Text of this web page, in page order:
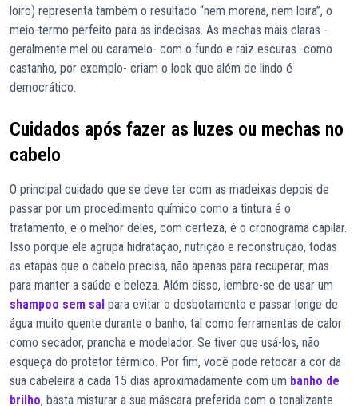
loiro) representa também o resultado “nem morena, nem loira”, o
meio-termo perfeito para as indecisas. As mechas mais claras -
geralmente mel ou caramelo- com o fundo e raiz escuras -como
castanho, por exemplo- criam o look que além de lindo é
democrático.
Cuidados após fazer as luzes ou mechas no
cabelo
O principal cuidado que se deve ter com as madeixas depois de
passar por um procedimento químico como a tintura é o
tratamento, e o melhor deles, com certeza, é o cronograma capilar.
Isso porque ele agrupa hidratação, nutrição e reconstrução, todas
as etapas que o cabelo precisa, não apenas para recuperar, mas
para manter a saúde e beleza. Além disso, lembre-se de usar um
shampoo sem sal para evitar o desbotamento e passar longe de
água muito quente durante o banho, tal como ferramentas de calor
como secador, prancha e modelador. Se tiver que usá-los, não
esqueça do protetor térmico. Por fim, você pode retocar a cor da
sua cabeleira a cada 15 dias aproximadamente com um banho de
brilho, basta misturar a sua máscara preferida com o tonalizante